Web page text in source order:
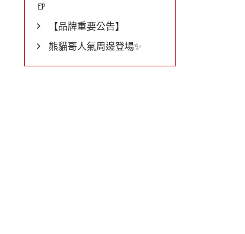
🍺
【品牌重要公告】
熊貓哥人氣周邊登場✨